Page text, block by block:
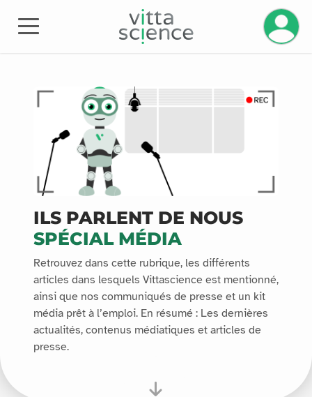
ILS PARLENT DE NOUS
SPÉCIAL MÉDIA
Retrouvez dans cette rubrique, les différents
articles dans lesquels Vittascience est mentionné,
ainsi que nos communiqués de presse et un kit
média prêt à l’emploi. En résumé : Les dernières
actualités, contenus médiatiques et articles de
presse.